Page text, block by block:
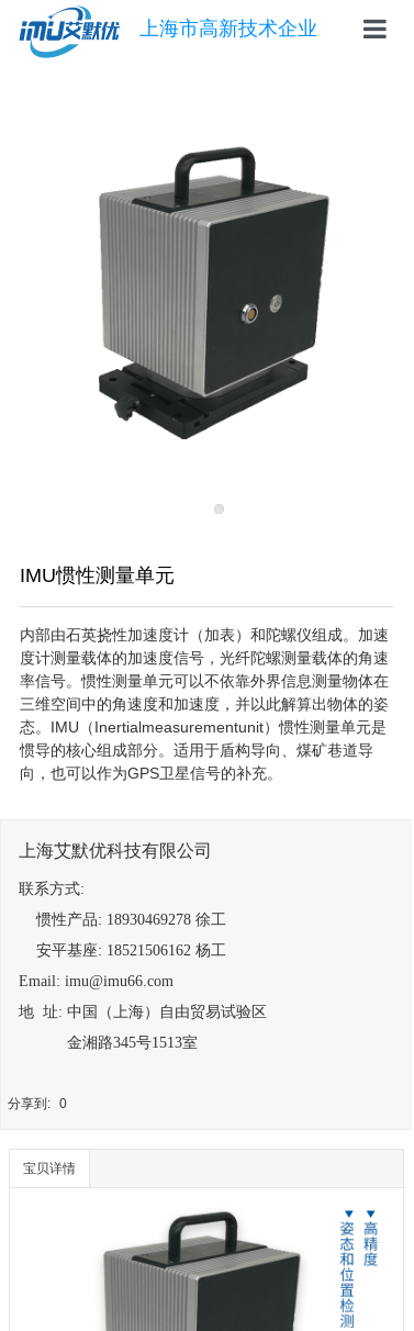
上海市高新技术企业
IMU惯性测量单元
内部由石英挠性加速度计（加表）和陀螺仪组成。加速
度计测量载体的加速度信号，光纤陀螺测量载体的角速
率信号。惯性测量单元可以不依靠外界信息测量物体在
三维空间中的角速度和加速度，并以此解算出物体的姿
态。IMU（Inertialmeasurementunit）惯性测量单元是
惯导的核心组成部分。适用于盾构导向、煤矿巷道导
向，也可以作为GPS卫星信号的补充。
提交意向单
上海艾默优科技有限公司
联系方式:
惯性产品: 18930469278 徐工
安平基座: 18521506162 杨工
Email: imu@imu66.com
地 址: 中国（上海）自由贸易试验区
金湘路345号1513室
分享到: 0
宝贝详情